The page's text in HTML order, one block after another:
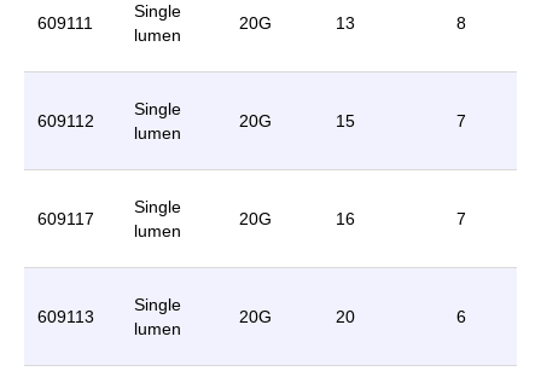
609111
Single
lumen
20G 13 8
609112
Single
lumen
20G 15 7
609117
Single
lumen
20G 16 7
609113
Single
lumen
20G 20 6